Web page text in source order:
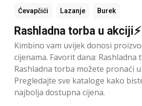
Ćevapčići Lazanje Burek
Rashladna torba u akciji⚡
Kimbino vam uvijek donosi
cijenama. Favorit dana: Rashladna
Rashladna torba možete pronaći u
Pregledajte sve kataloge kako
najbolja dostupna cijena.